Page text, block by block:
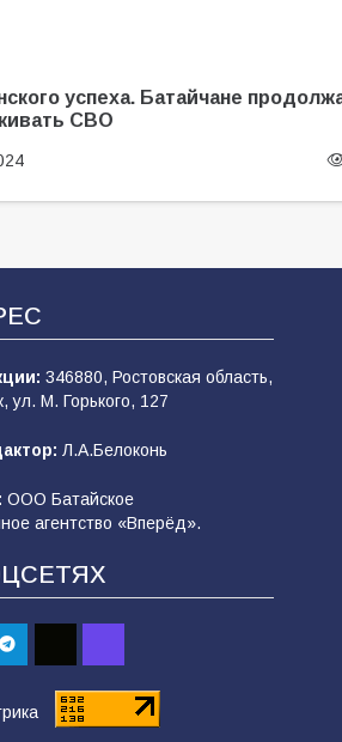
успеха. Батайчане
СВО
346880, Ростовская область,
ул. М. Горького, 127
Л.А.Белоконь
ООО Батайское
агентство «Вперёд».